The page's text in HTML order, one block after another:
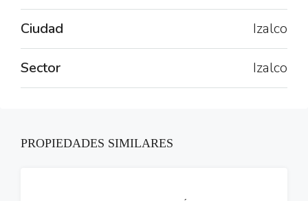
Ciudad Izalco
Sector Izalco
PROPIEDADES SIMILARES